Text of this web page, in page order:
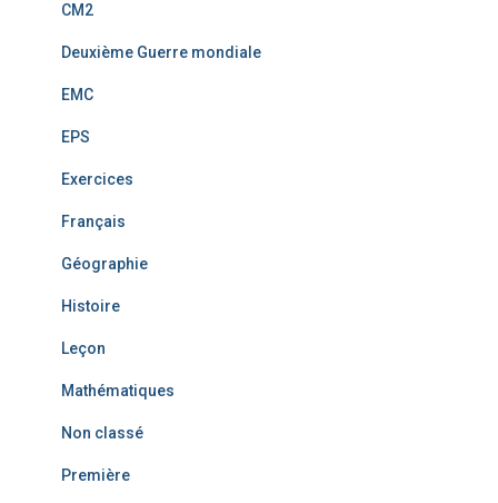
CM2
Deuxième Guerre mondiale
EMC
EPS
Exercices
Français
Géographie
Histoire
Leçon
Mathématiques
Non classé
Première